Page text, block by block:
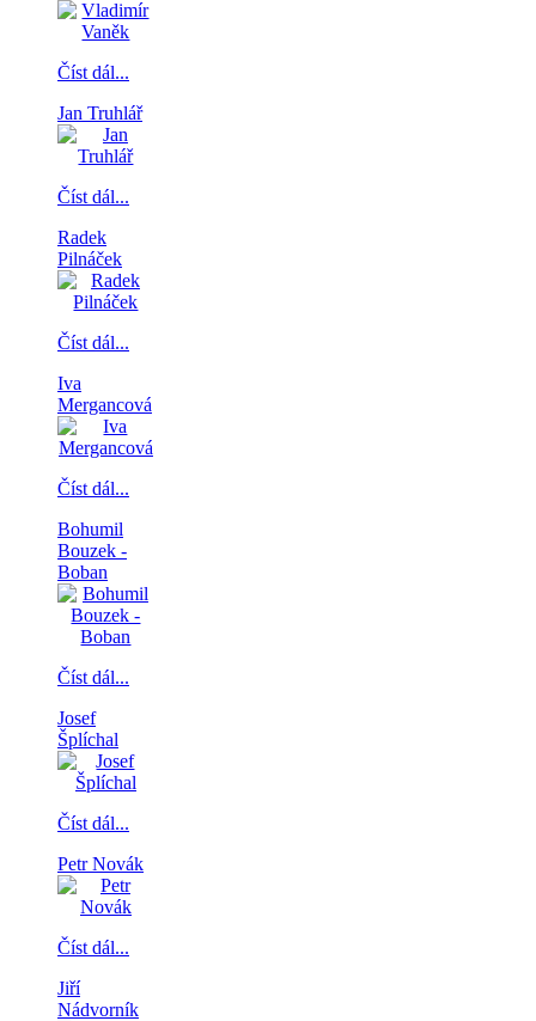
Číst dál...
Jan Truhlář
Číst dál...
Radek
Pilnáček
Číst dál...
Iva
Mergancová
Číst dál...
Bohumil
Bouzek -
Boban
Číst dál...
Josef
Šplíchal
Číst dál...
Petr Novák
Číst dál...
Jiří
Nádvorník